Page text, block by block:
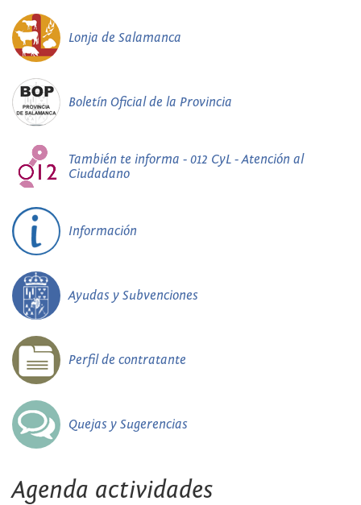
Lonja de Salamanca
Boletín Oficial de la Provincia
También te informa - 012 CyL - Atención al
Ciudadano
Información
Ayudas y Subvenciones
Perfil de contratante
Quejas y Sugerencias
Agenda actividades